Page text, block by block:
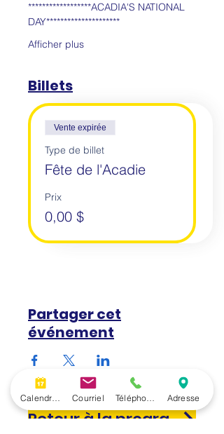
******************ACADIA'S NATIONAL
DAY*********************
Afficher plus
Billets
Vente expirée
Type de billet
Fête de l'Acadie
Prix
0,00 $
Partager cet
événement
Retour à la programmation
Courriel Adresse